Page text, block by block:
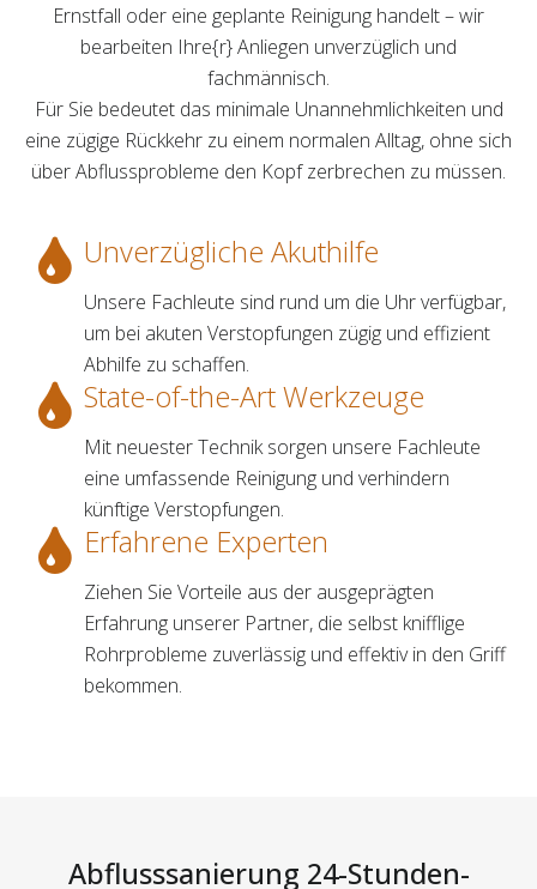
Ernstfall oder eine geplante Reinigung handelt – wir
bearbeiten Ihre{r} Anliegen unverzüglich und
fachmännisch.
Für Sie bedeutet das minimale Unannehmlichkeiten und
eine zügige Rückkehr zu einem normalen Alltag, ohne sich
über Abflussprobleme den Kopf zerbrechen zu müssen.
Unverzügliche Akuthilfe
Unsere Fachleute sind rund um die Uhr verfügbar,
um bei akuten Verstopfungen zügig und effizient
Abhilfe zu schaffen.
State-of-the-Art Werkzeuge
Mit neuester Technik sorgen unsere Fachleute
eine umfassende Reinigung und verhindern
künftige Verstopfungen.
Erfahrene Experten
Ziehen Sie Vorteile aus der ausgeprägten
Erfahrung unserer Partner, die selbst knifflige
Rohrprobleme zuverlässig und effektiv in den Griff
bekommen.
Abflusssanierung 24-Stunden-